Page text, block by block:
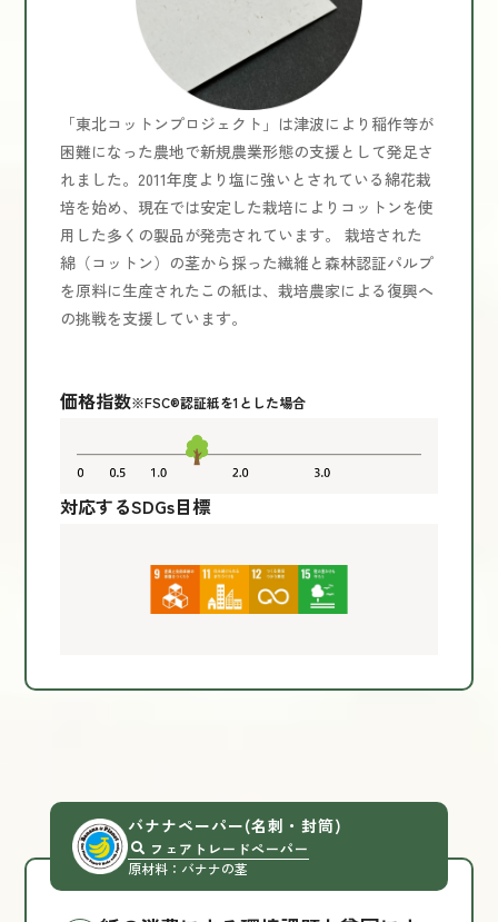
「東北コットンプロジェクト」は津波により稲作等が
困難になった農地で新規農業形態の支援として発足さ
れました。2011年度より塩に強いとされている綿花栽
培を始め、現在では安定した栽培によりコットンを使
用した多くの製品が発売されています。 栽培された
綿（コットン）の茎から採った繊維と森林認証パルプ
を原料に生産されたこの紙は、栽培農家による復興へ
の挑戦を支援しています。
価格指数※FSC®認証紙を1とした場合
対応するSDGs目標
バナナペーパー(名刺・封筒)
フェアトレードぺーパー
原材料：バナナの茎